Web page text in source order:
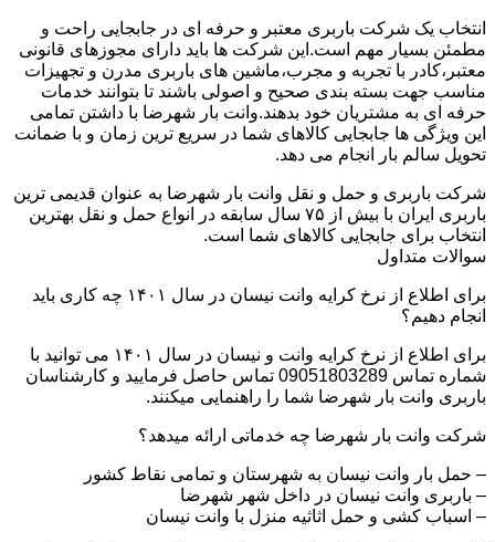
انتخاب یک شرکت باربری معتبر و حرفه ای در جابجایی راحت و
مطمئن بسیار مهم است.این شرکت ها باید دارای مجوزهای قانونی
معتبر،کادر با تجربه و مجرب،ماشین های باربری مدرن و تجهیزات
مناسب جهت بسته بندی صحیح و اصولی باشند تا بتوانند خدمات
حرفه ای به مشتریان خود بدهند.وانت بار شهرضا با داشتن تمامی
این ویژگی ها جابجایی کالاهای شما در سریع ترین زمان و با ضمانت
تحویل سالم بار انجام می دهد.
شرکت باربری و حمل و نقل وانت بار شهرضا به عنوان قدیمی ترین
باربری ایران با بیش از ۷۵ سال سابقه در انواع حمل و نقل بهترین
انتخاب برای جابجایی کالاهای شما است.
سوالات متداول
برای اطلاع از نرخ کرایه وانت نیسان در سال ۱۴۰۱ چه کاری باید
انجام دهیم؟
برای اطلاع از نرخ کرایه وانت و نیسان در سال ۱۴۰۱ می توانید با
شماره تماس 09051803289 تماس حاصل فرمایید و کارشناسان
باربری وانت بار شهرضا شما را راهنمایی میکنند.
شرکت وانت بار شهرضا چه خدماتی ارائه میدهد؟
– حمل بار وانت نیسان به شهرستان و تمامی نقاط کشور
– باربری وانت نیسان در داخل شهر شهرضا
– اسباب کشی و حمل اثاثیه منزل با وانت نیسان